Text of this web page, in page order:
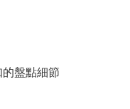
盤點細節